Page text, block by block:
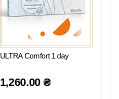
ШВИДКИЙ
ULTRA Comfort 1 day
1,260.00 ₴